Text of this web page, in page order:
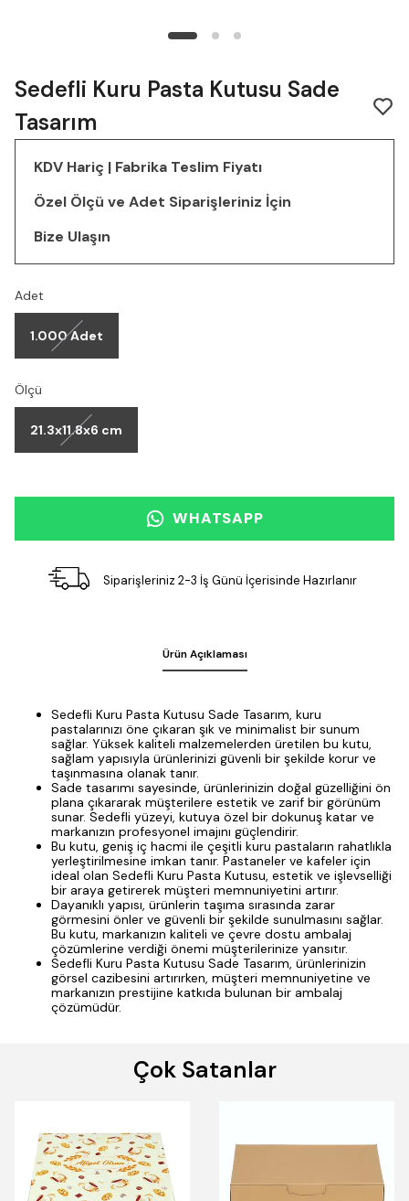
Sedefli Kuru Pasta Kutusu Sade
Tasarım
KDV Hariç | Fabrika Teslim Fiyatı
Özel Ölçü ve Adet Siparişleriniz İçin
Bize Ulaşın
Adet
1.000 Adet
Ölçü
21.3x11.8x6 cm
WHATSAPP
Siparişleriniz 2-3 İş Günü İçerisinde Hazırlanır
Ürün Açıklaması
Sedefli Kuru Pasta Kutusu Sade Tasarım, kuru
pastalarınızı öne çıkaran şık ve minimalist bir sunum
sağlar. Yüksek kaliteli malzemelerden üretilen bu kutu,
sağlam yapısıyla ürünlerinizi güvenli bir şekilde korur ve
taşınmasına olanak tanır.
Sade tasarımı sayesinde, ürünlerinizin doğal güzelliğini ön
plana çıkararak müşterilere estetik ve zarif bir görünüm
sunar. Sedefli yüzeyi, kutuya özel bir dokunuş katar ve
markanızın profesyonel imajını güçlendirir.
Bu kutu, geniş iç hacmi ile çeşitli kuru pastaların rahatlıkla
yerleştirilmesine imkan tanır. Pastaneler ve kafeler için
ideal olan Sedefli Kuru Pasta Kutusu, estetik ve işlevselliği
bir araya getirerek müşteri memnuniyetini artırır.
Dayanıklı yapısı, ürünlerin taşıma sırasında zarar
görmesini önler ve güvenli bir şekilde sunulmasını sağlar.
Bu kutu, markanızın kaliteli ve çevre dostu ambalaj
çözümlerine verdiği önemi müşterilerinize yansıtır.
Sedefli Kuru Pasta Kutusu Sade Tasarım, ürünlerinizin
görsel cazibesini artırırken, müşteri memnuniyetine ve
markanızın prestijine katkıda bulunan bir ambalaj
çözümüdür.
Çok Satanlar